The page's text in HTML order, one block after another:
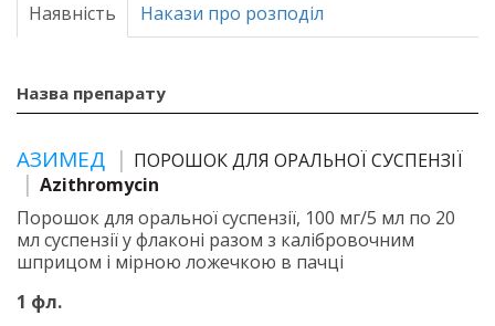
Наявність Накази про розподіл
Назва препарату
АЗИМЕД
ПОРОШОК ДЛЯ ОРАЛЬНОЇ СУСПЕНЗІЇ
Azithromycin
Порошок для оральної суспензії, 100 мг/5 мл по 20
мл суспензії у флаконі разом з калібровочним
шприцом і мірною ложечкою в пачці
1 фл.